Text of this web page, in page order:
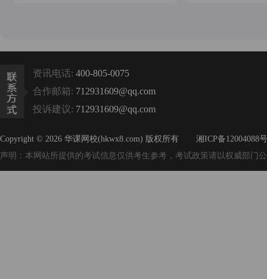
资讯电话: 400-805-0075
合作邮箱: 712931609@qq.com
投诉建议: 712931609@qq.com
Copyright © 2026 华课网校(hkwx8.com) 版权所有
湘ICP备12004088
声明：本网站所提供的考试信息仅供考生参考，考试政策请以权威部门